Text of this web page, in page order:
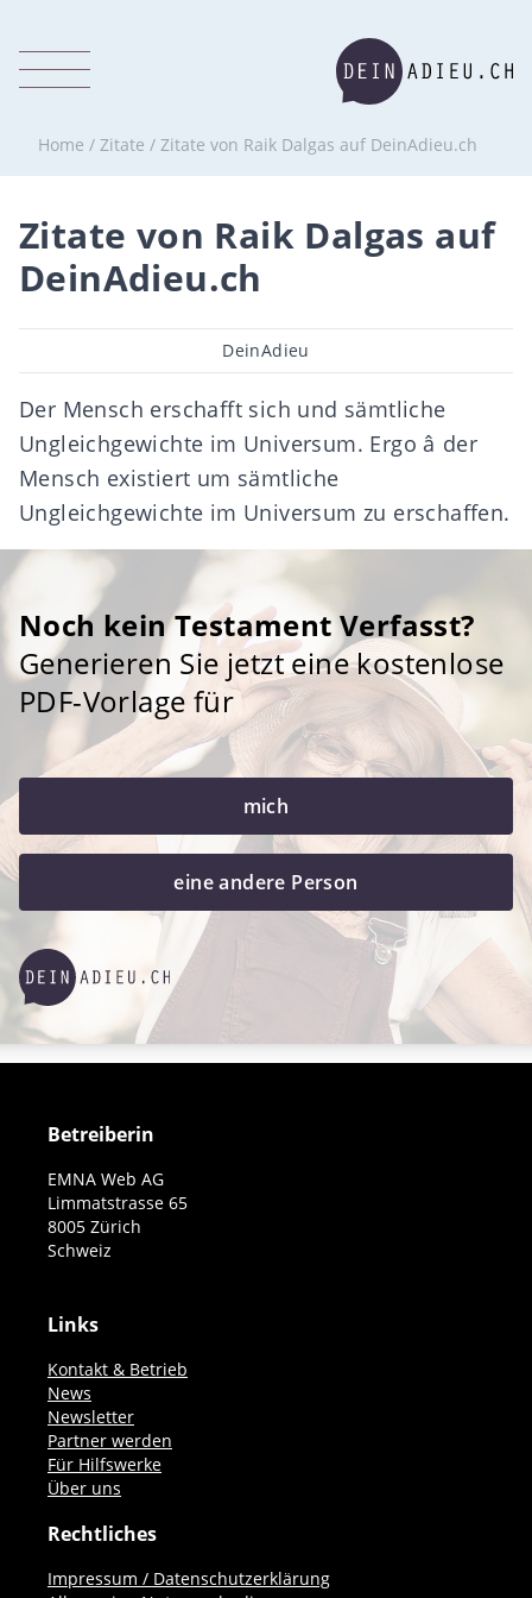
Home / Zitate / Zitate von Raik Dalgas auf DeinAdieu.ch
Zitate von Raik Dalgas auf
DeinAdieu.ch
Beitragsautor
DeinAdieu
Der Mensch erschafft sich und sämtliche
Ungleichgewichte im Universum. Ergo â der
Mensch existiert um sämtliche
Ungleichgewichte im Universum zu erschaffen.
Noch kein Testament Verfasst?
Generieren Sie jetzt eine kostenlose
PDF-Vorlage für
mich
eine andere Person
Betreiberin
EMNA Web AG
Limmatstrasse 65
8005 Zürich
Schweiz
Links
Kontakt & Betrieb
News
Newsletter
Partner werden
Für Hilfswerke
Über uns
Rechtliches
Impressum / Datenschutzerklärung